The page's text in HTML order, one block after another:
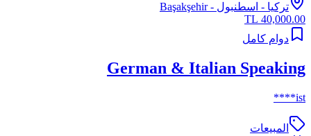
تركيا - اسطنبول - Başakşehir
40,000.00 TL
دوام كامل
German & Italian Speaking
ist****
المبيعات